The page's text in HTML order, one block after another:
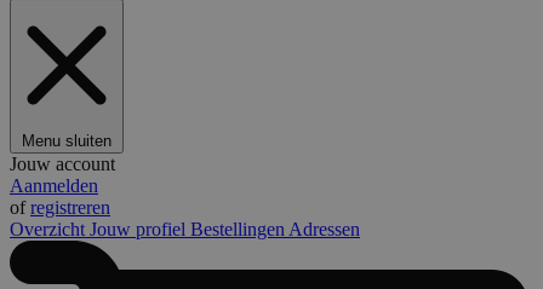
Menu sluiten
Jouw account
Aanmelden
ofregistreren
Overzicht Jouw profiel Bestellingen Adressen